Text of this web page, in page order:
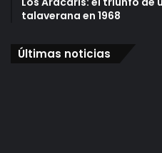
talaverana en 1968
Últimas noticias